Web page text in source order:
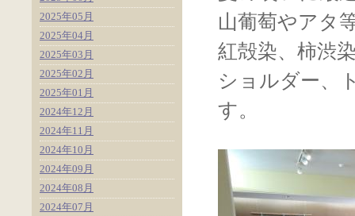
山葡萄やアタ
紅殻染、柿渋
ショルダー、
す。
2025年05月
2025年04月
2025年03月
2025年02月
2025年01月
2024年12月
2024年11月
2024年10月
2024年09月
2024年08月
2024年07月